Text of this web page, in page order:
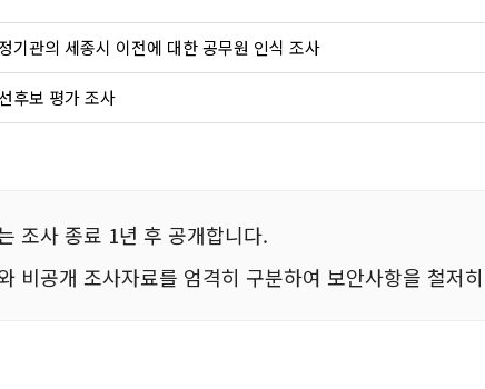
기관의 세종시 이전에 대한 공무원 인식 조사
후보 평가 조사
조사 종료 1년 후 공개합니다.
비공개 조사자료를 엄격히 구분하여 보안사항을 철저